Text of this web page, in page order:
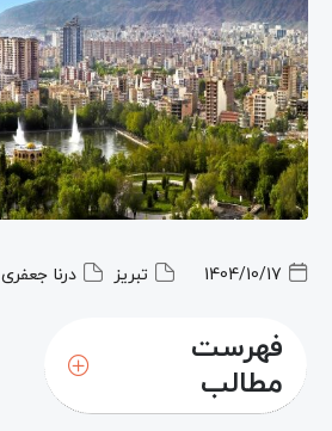
1404/10/17 تبریز درنا جعفری
فهرست
مطالب